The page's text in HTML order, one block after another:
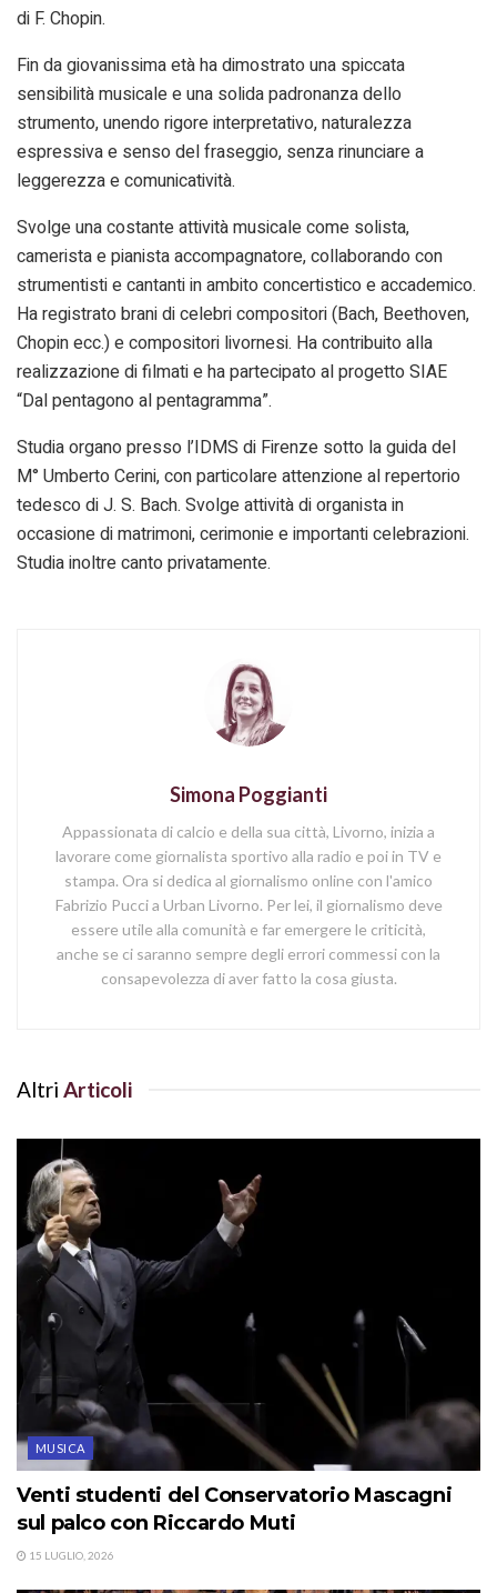
di F. Chopin.
Fin da giovanissima età ha dimostrato una spiccata
sensibilità musicale e una solida padronanza dello
strumento, unendo rigore interpretativo, naturalezza
espressiva e senso del fraseggio, senza rinunciare a
leggerezza e comunicatività.
Svolge una costante attività musicale come solista,
camerista e pianista accompagnatore, collaborando con
strumentisti e cantanti in ambito concertistico e accademico.
Ha registrato brani di celebri compositori (Bach, Beethoven,
Chopin ecc.) e compositori livornesi. Ha contribuito alla
realizzazione di filmati e ha partecipato al progetto SIAE
“Dal pentagono al pentagramma”.
Studia organo presso l’IDMS di Firenze sotto la guida del
M° Umberto Cerini, con particolare attenzione al repertorio
tedesco di J. S. Bach. Svolge attività di organista in
occasione di matrimoni, cerimonie e importanti celebrazioni.
Studia inoltre canto privatamente.
Simona Poggianti
Appassionata di calcio e della sua città, Livorno, inizia a
lavorare come giornalista sportivo alla radio e poi in TV e
stampa. Ora si dedica al giornalismo online con l'amico
Fabrizio Pucci a Urban Livorno. Per lei, il giornalismo deve
essere utile alla comunità e far emergere le criticità,
anche se ci saranno sempre degli errori commessi con la
consapevolezza di aver fatto la cosa giusta.
Altri Articoli
MUSICA
Venti studenti del Conservatorio Mascagni
sul palco con Riccardo Muti
15 LUGLIO, 2026